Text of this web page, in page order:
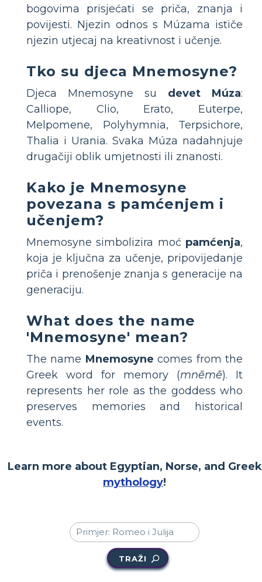
bogovima prisjećati se priča, znanja i
povijesti. Njezin odnos s Múzama ističe
njezin utjecaj na kreativnost i učenje.
Tko su djeca Mnemosyne?
Djeca Mnemosyne su devet Múza:
Calliope, Clio, Erato, Euterpe,
Melpomene, Polyhymnia, Terpsichore,
Thalia i Urania. Svaka Múza nadahnjuje
drugačiji oblik umjetnosti ili znanosti.
Kako je Mnemosyne
povezana s pamćenjem i
učenjem?
Mnemosyne simbolizira moć pamćenja,
koja je ključna za učenje, pripovijedanje
priča i prenošenje znanja s generacije na
generaciju.
What does the name
'Mnemosyne' mean?
The name Mnemosyne comes from the
Greek word for memory (mnēmē). It
represents her role as the goddess who
preserves memories and historical
events.
Learn more about Egyptian, Norse, and Greek
mythology!
TRAŽI